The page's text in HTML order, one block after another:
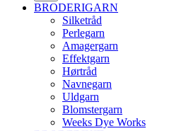
BRODERIGARN
Silketråd
Perlegarn
Amagergarn
Effektgarn
Hørtråd
Navnegarn
Uldgarn
Blomstergarn
Weeks Dye Works